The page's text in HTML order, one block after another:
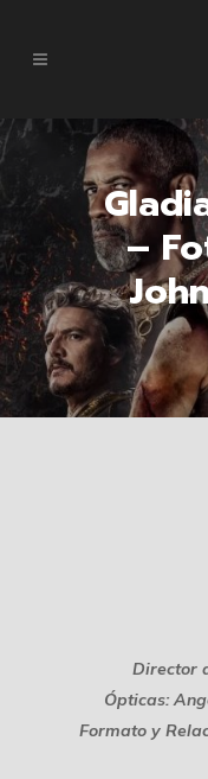
–
Director
Ópticas:
Formato y